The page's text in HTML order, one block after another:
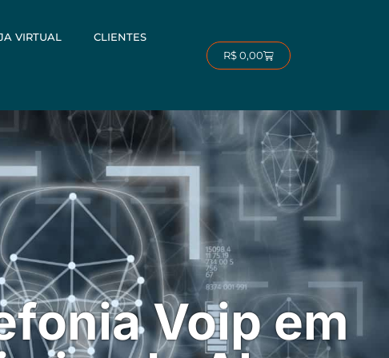
VIRTUAL CLIENTES
R$0,00Carrinho
Voip em